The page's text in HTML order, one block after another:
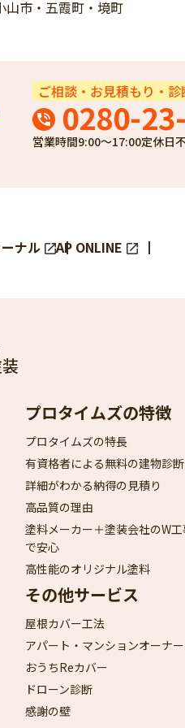
山市・五霞町・境町
ご相談・お見積もり・診
0280-
営業時間9:00～17:00定休日
ナル AP ONLINE
プロタイムズの特徴
プロタイムズの特長
有資格者による無料の建物診断
詳細がわかる納得の見積り
高品質の理由
塗料メーカー＋塗装会社のW
で安心
高性能のオリジナル塗料
その他サービス
屋根カバー工法
アパート・マンションオーナ
おうちReカバー
ドローン診断
感謝の壁